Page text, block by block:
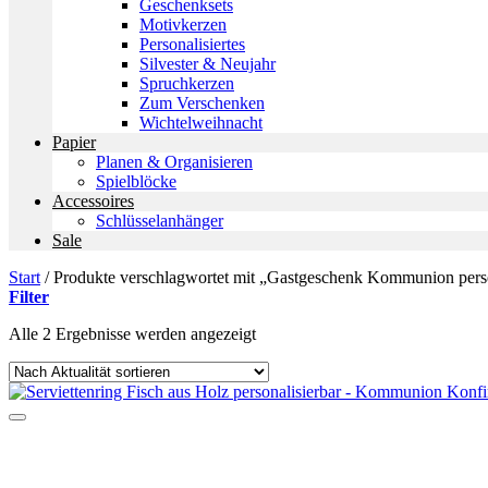
Geschenksets
Motivkerzen
Personalisiertes
Silvester & Neujahr
Spruchkerzen
Zum Verschenken
Wichtelweihnacht
Papier
Planen & Organisieren
Spielblöcke
Accessoires
Schlüsselanhänger
Sale
Start /Produkte verschlagwortet mit „Gastgeschenk Kommunion
Filter
Alle 2 Ergebnisse werden angezeigtNach
sortiert